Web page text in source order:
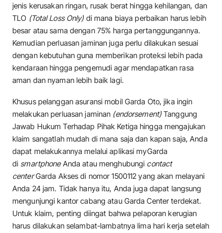
jenis kerusakan ringan, rusak berat hingga kehilangan, dan
TLO (Total Loss Only) di mana biaya perbaikan harus lebih
besar atau sama dengan 75% harga pertanggungannya.
Kemudian perluasan jaminan juga perlu dilakukan sesuai
dengan kebutuhan guna memberikan proteksi lebih pada
kendaraan hingga pengemudi agar mendapatkan rasa
aman dan nyaman lebih baik lagi.
Khusus pelanggan asuransi mobil Garda Oto, jika ingin
melakukan perluasan jaminan (endorsement) Tanggung
Jawab Hukum Terhadap Pihak Ketiga hingga mengajukan
klaim sangatlah mudah di mana saja dan kapan saja, Anda
dapat melakukannya melalui aplikasi myGarda
di smartphoneAnda atau menghubungi contact
centerGarda Akses di nomor 1500112 yang akan melayani
Anda 24 jam. Tidak hanya itu, Anda juga dapat langsung
mengunjungi kantor cabang atau Garda Center terdekat.
Untuk klaim, penting diingat bahwa pelaporan kerugian
harus dilakukan selambat-lambatnya lima hari kerja setelah